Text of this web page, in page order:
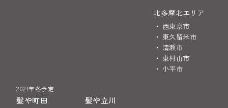
北多摩北エリア
西東京市
東久留米市
清瀬市
東村山市
小平市
2027年冬予定
髪や町田 髪や立川